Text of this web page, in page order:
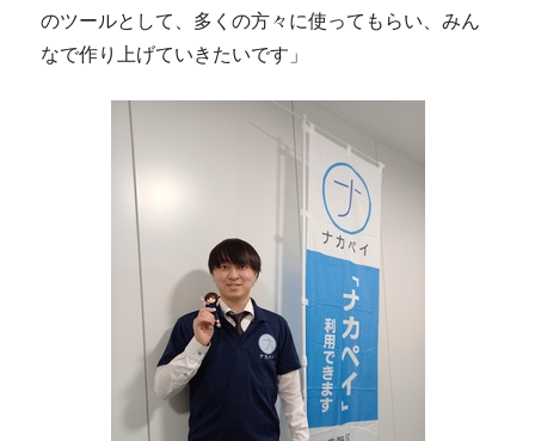
のツールとして、多くの方々に使ってもらい、みん
なで作り上げていきたいです」